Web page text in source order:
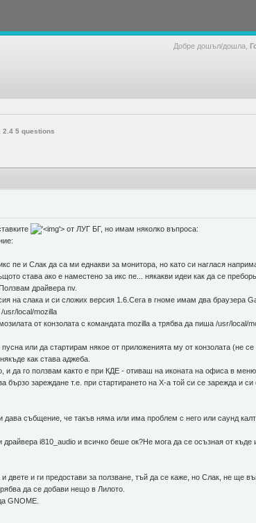
Добре дошъл/дошла,
2.4 5 questions
'> от ЛУГ БГ, но имам няколко въпроса:
пе и Слак да са ми еднакви за монитора, но като си наглася
става ако е наместено за икс пе... някакви идеи как да се
драйвера nv.
на слака и си сложих версия 1.6.Сега в гноме имам два браузера
usr/local/mozilla
от конзолата с командата mozilla а трябва да пиша /usr/local/
или да стартирам някое от приложенията му от конзолата (не
как става аджеба.
да го ползвам както е при КДЕ - отиваш на иконата на офиса в
зареждане т.е. при стартирането на Х-а той си се зарежда и
събщение, че такъв няма или има проблем с него или саунд
i810_audio и всичко беше ок?Не мога да се осъзная от
двете и ги предостави за ползване, тъй да се каже, но Слак, не ще
да се добави нещо в Лилото.
GNOME.